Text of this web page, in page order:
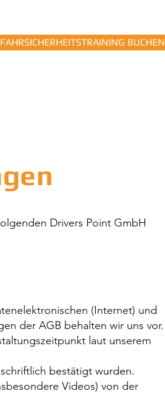
FAHRSICHERHEITSTRAINING BUCHEN
Drivers Point GmbH
(Internet) und
der AGB behalten wir uns vor.
laut unserem
bestätigt wurden.
Videos) von der